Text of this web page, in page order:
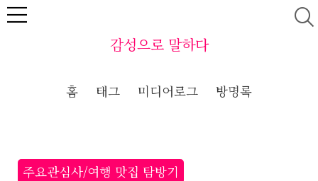
본문 바로가기
감성으로 말하다
홈 태그 미디어로그 방명록
주요관심사/여행 맛집 탐방기